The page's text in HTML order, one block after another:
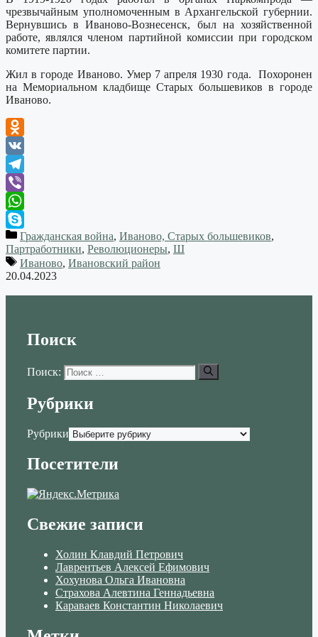
чрезвычайным уполномоченным в Архангельской губернии.
Вернувшись в Иваново-Вознесенск, был на хозяйственной
работе, являлся членом партийной комиссии при город­ском
комитете партии.
Жил в городе Иваново. Умер 7 апреля 1930 года. Похоронен
на Мемориальном кладбище Старых большевиков в городе
Иваново.
Odnoklassniki
VK
Telegram
Viber
WhatsApp
SkypeГражданская война, Иваново, Старых большевиков,
Партработники, Революционеры, Ш
Иваново, Ивановский район
20.04.2023
Поиск
Поиск:
Рубрики
Рубрики
Посетители
Свежие записи
Холин Клавдий Петрович
Лаврентьев Алексей Ефимович
Хохунова Ольга Ивановна
Страхова Алевтина Геннадьевна
Караваев Константин Николаевич